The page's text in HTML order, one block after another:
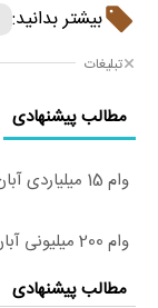
بیشتر بدانید:
تبلیغات
مطالب پیشنهادی
وام 15 میلیاردی آبان تتر | فوری، فقط با احراز هویت
وام 200 میلیونی آبان تتر. همین الان احراز هویت کن!
مطالب پیشنهادی